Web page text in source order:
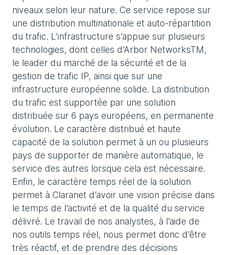
niveaux selon leur nature. Ce service repose sur
une distribution multinationale et auto-répartition
du trafic. L’infrastructure s’appuie sur plusieurs
technologies, dont celles d’Arbor NetworksTM,
le leader du marché de la sécurité et de la
gestion de trafic IP, ainsi que sur une
infrastructure européenne solide. La distribution
du trafic est supportée par une solution
distribuée sur 6 pays européens, en permanente
évolution. Le caractère distribué et haute
capacité de la solution permet à un ou plusieurs
pays de supporter de manière automatique, le
service des autres lorsque cela est nécessaire.
Enfin, le caractère temps réel de la solution
permet à Claranet d’avoir une vision précise dans
le temps de l’activité et de la qualité du service
délivré. Le travail de nos analystes, à l’aide de
nos outils temps réel, nous permet donc d’être
très réactif, et de prendre des décisions